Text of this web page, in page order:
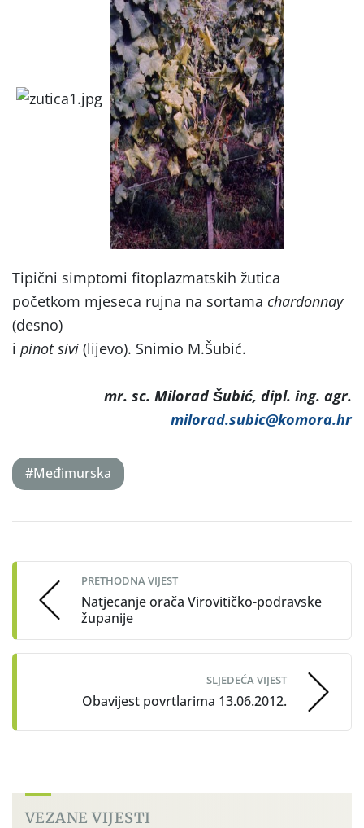
Tipični simptomi fitoplazmatskih žutica
početkom mjeseca rujna na sortama chardonnay
(desno)
i pinot sivi (lijevo). Snimio M.Šubić.
mr. sc. Milorad Šubić, dipl. ing. agr.
milorad.subic@komora.hr
#Međimurska
navigation
PRETHODNA VIJEST
Natjecanje orača Virovitičko-podravske
županije
SLJEDEĆA VIJEST
Obavijest povrtlarima 13.06.2012.
VEZANE VIJESTI